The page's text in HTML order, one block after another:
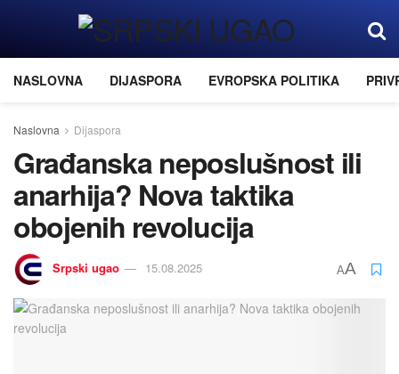
NASLOVNA DIJASPORA EVROPSKA POLITIKA
Naslovna Dijaspora
Građanska neposlušnost ili
anarhija? Nova taktika
obojenih revolucija
Srpski ugao 15.08.2025 AA